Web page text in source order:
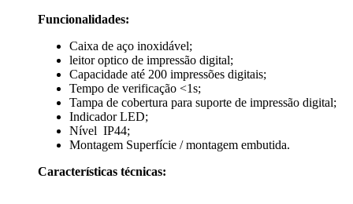
Funcionalidades:
Caixa de aço inoxidável;
leitor optico de impressão digital;
Capacidade até 200 impressões digitais;
Tempo de verificação <1s;
Tampa de cobertura para suporte de impressão digital;
Indicador LED;
Nível IP44;
Montagem Superfície / montagem embutida.
Características técnicas: